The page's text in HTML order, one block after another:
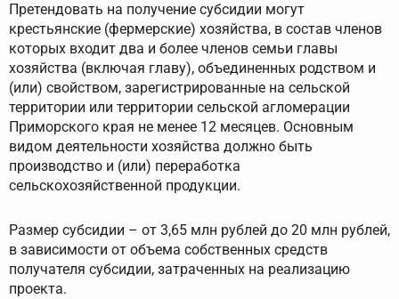
Претендовать на получение субсидии могут
крестьянские (фермерские) хозяйства, в состав членов
которых входит два и более членов семьи главы
хозяйства (включая главу), объединенных родством и
(или) свойством, зарегистрированные на сельской
территории или территории сельской агломерации
Приморского края не менее 12 месяцев. Основным
видом деятельности хозяйства должно быть
производство и (или) переработка
сельскохозяйственной продукции.
Размер субсидии – от 3,65 млн рублей до 20 млн рублей,
в зависимости от объема собственных средств
получателя субсидии, затраченных на реализацию
проекта.